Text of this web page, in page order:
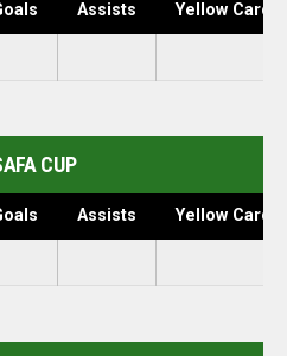
Assists Yellow Cards
CUP
Assists Yellow Cards